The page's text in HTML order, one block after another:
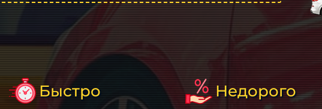
Быстро Недорого